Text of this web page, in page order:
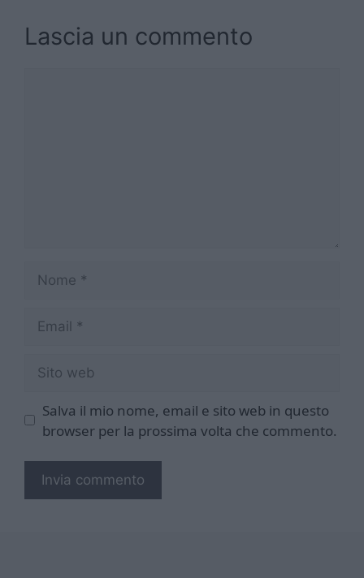
Lascia un commento
web
Salva il mio nome, email e sito web in questo
browser per la prossima volta che commento.